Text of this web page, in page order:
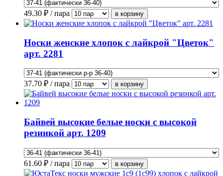
49.30 ₽ / пара
Носки женские хлопок с лайкрой "Цветок"
арт. 2281
37.70 ₽ / пара
Байвей высокие белые носки с высокой
резинкой арт. 1209
61.60 ₽ / пара